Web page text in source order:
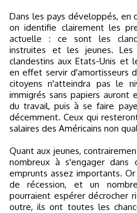
Dans les pays développés, en
on identifie clairement les
actuelle : ce sont les
instruites et les jeunes. Les
clandestins aux Etats-Unis et
en effet servir d'amortisseurs
citoyens n'atteindra pas le
immigrés sans papiers
du travail, puis à se faire
décemment. Ceux qui
salaires des Américains non
Quant aux jeunes,
nombreux à s'engager dans
emprunts assez importants.
de récession, et un
pourraient espérer décrocher
outre, ils ont toutes les